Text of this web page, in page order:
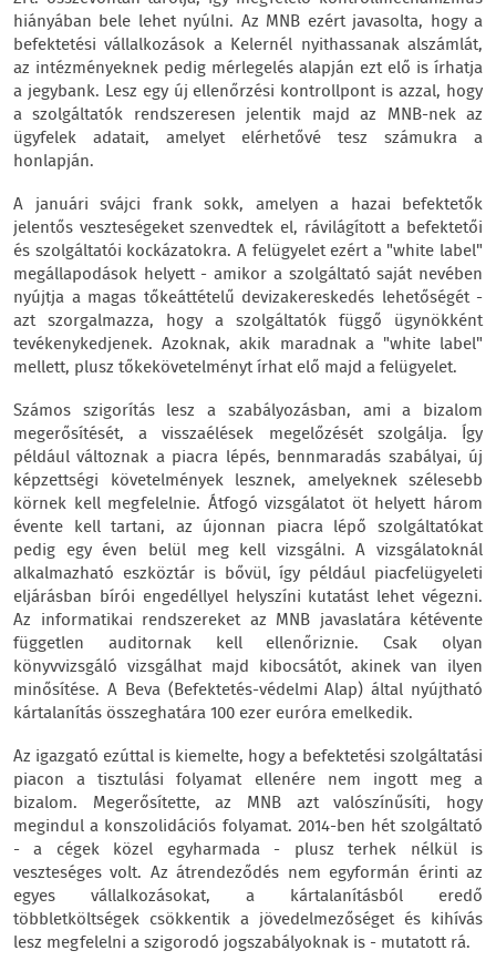
hiányában bele lehet nyúlni. Az MNB ezért javasolta, hogy a
befektetési vállalkozások a Kelernél nyithassanak alszámlát,
az intézményeknek pedig mérlegelés alapján ezt elő is írhatja
a jegybank. Lesz egy új ellenőrzési kontrollpont is azzal, hogy
a szolgáltatók rendszeresen jelentik majd az MNB-nek az
ügyfelek adatait, amelyet elérhetővé tesz számukra a
honlapján.
A januári svájci frank sokk, amelyen a hazai befektetők
jelentős veszteségeket szenvedtek el, rávilágított a befektetői
és szolgáltatói kockázatokra. A felügyelet ezért a "white label"
megállapodások helyett - amikor a szolgáltató saját nevében
nyújtja a magas tőkeáttételű devizakereskedés lehetőségét -
azt szorgalmazza, hogy a szolgáltatók függő ügynökként
tevékenykedjenek. Azoknak, akik maradnak a "white label"
mellett, plusz tőkekövetelményt írhat elő majd a felügyelet.
Számos szigorítás lesz a szabályozásban, ami a bizalom
megerősítését, a visszaélések megelőzését szolgálja. Így
például változnak a piacra lépés, bennmaradás szabályai, új
képzettségi követelmények lesznek, amelyeknek szélesebb
körnek kell megfelelnie. Átfogó vizsgálatot öt helyett három
évente kell tartani, az újonnan piacra lépő szolgáltatókat
pedig egy éven belül meg kell vizsgálni. A vizsgálatoknál
alkalmazható eszköztár is bővül, így például piacfelügyeleti
eljárásban bírói engedéllyel helyszíni kutatást lehet végezni.
Az informatikai rendszereket az MNB javaslatára kétévente
független auditornak kell ellenőriznie. Csak olyan
könyvvizsgáló vizsgálhat majd kibocsátót, akinek van ilyen
minősítése. A Beva (Befektetés-védelmi Alap) által nyújtható
kártalanítás összeghatára 100 ezer euróra emelkedik.
Az igazgató ezúttal is kiemelte, hogy a befektetési szolgáltatási
piacon a tisztulási folyamat ellenére nem ingott meg a
bizalom. Megerősítette, az MNB azt valószínűsíti, hogy
megindul a konszolidációs folyamat. 2014-ben hét szolgáltató
- a cégek közel egyharmada - plusz terhek nélkül is
veszteséges volt. Az átrendeződés nem egyformán érinti az
egyes vállalkozásokat, a kártalanításból eredő
többletköltségek csökkentik a jövedelmezőséget és kihívás
lesz megfelelni a szigorodó jogszabályoknak is - mutatott rá.